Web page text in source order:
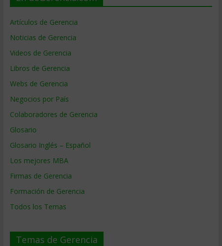
Artículos de Gerencia
Noticias de Gerencia
Videos de Gerencia
Libros de Gerencia
Webs de Gerencia
Negocios por País
Colaboradores de Gerencia
Glosario
Glosario Inglés – Español
Los mejores MBA
Firmas de Gerencia
Formación de Gerencia
Todos los Temas
Temas de Gerencia